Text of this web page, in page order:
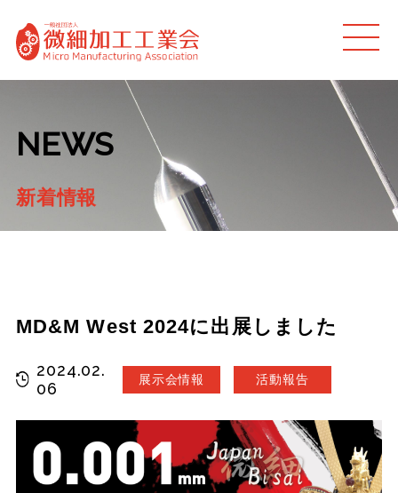
MEN
NEWS
新着情報
MD&M West 2024に出展しました
2024.02.
06
展示会情報 活動報告